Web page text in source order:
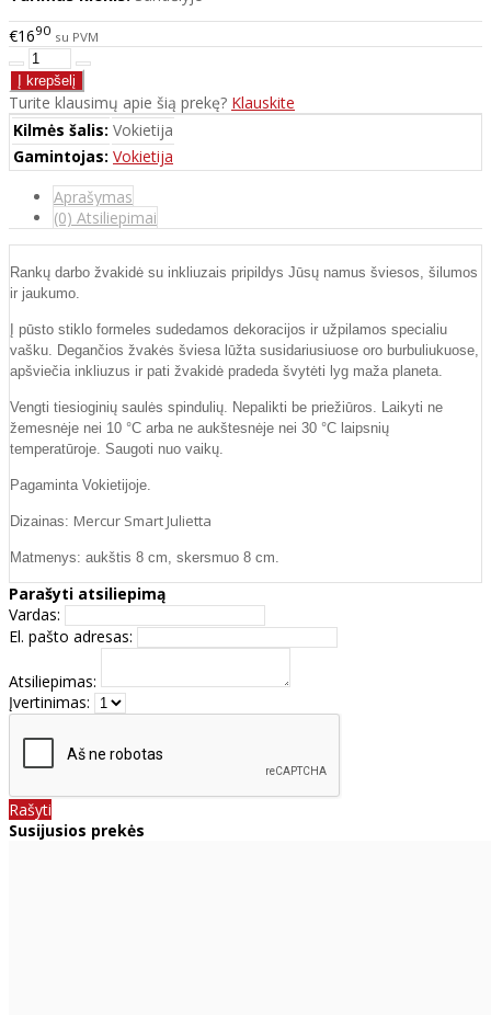
€1690 su PVM
Turite klausimų apie šią prekę? Klauskite
Kilmės šalis: Vokietija
Gamintojas: Vokietija
Aprašymas
(0) Atsiliepimai
Rankų darbo žvakidė su inkliuzais pripildys Jūsų namus šviesos, šilumos
ir jaukumo.
Į pūsto stiklo formeles sudedamos dekoracijos ir užpilamos specialiu
vašku. Degančios žvakės šviesa lūžta susidariusiuose oro burbuliukuose,
apšviečia inkliuzus ir pati žvakidė pradeda švytėti lyg maža planeta.
Vengti tiesioginių saulės spindulių. Nepalikti be priežiūros. Laikyti ne
žemesnėje nei 10 °C arba ne aukštesnėje nei 30 °C laipsnių
temperatūroje. Saugoti nuo vaikų.
Pagaminta Vokietijoje.
Dizainas: Mercur Smart Julietta
Matmenys: aukštis 8 cm, skersmuo 8 cm.
Parašyti atsiliepimą
Vardas:
El. pašto adresas:
Atsiliepimas:
Įvertinimas:
Rašyti
Susijusios prekės